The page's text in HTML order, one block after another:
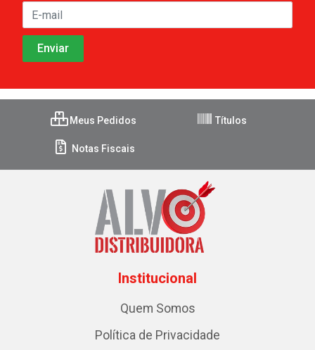
Meus Pedidos Títulos
Notas Fiscais
Institucional
Quem Somos
Política de Privacidade